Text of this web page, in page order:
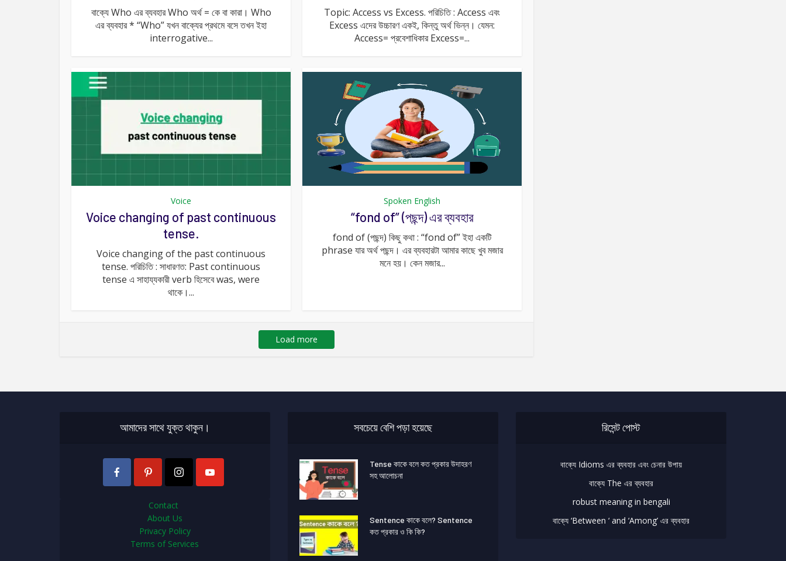
বাক্যে Who এর ব্যবহার Who অর্থ = কে বা কারা। Who
এর ব্যবহার * “Who” যখন বাক্যের প্রথমে বসে তখন ইহা
interrogative...
Topic: Access vs Excess. পরিচিতি : Access এবং
Excess এদের উচ্চারণ একই, কিন্তু অর্থ ভিন্ন। যেমন:
Access= প্রবেশাধিকার Excess=...
Voice
Voice changing of past continuous
tense.
Voice changing of the past continuous
tense. পরিচিতি : সাধারণত: Past continuous
tense এ সাহায্যকারী verb হিসেবে was, were
থাকে।...
Spoken English
“fond of” (পছন্দ) এর ব্যবহার
fond of (পছন্দ) কিছু কথা : “fond of” ইহা একটি
phrase যার অর্থ পছন্দ। এর ব্যবহারটা আমার কাছে খুব মজার
মনে হয়। কেন মজার...
Load more
আমাদের সাথে যুক্ত থাকুন।
Contact
About Us
Privacy Policy
Terms of Services
সবচেয়ে বেশি পড়া হয়েছে
Tense কাকে বলে কত প্রকার উদাহরণ
সহ আলোচনা
Sentence কাকে বলে? Sentence
কত প্রকার ও কি কি?
রিসেন্ট পোস্ট
বাক্যে Idioms এর ব্যবহার এবং চেনার উপায়
বাক্যে The এর ব্যবহার
robust meaning in bengali
বাক্যে ‘Between ‘ and ‘Among’ এর ব্যবহার